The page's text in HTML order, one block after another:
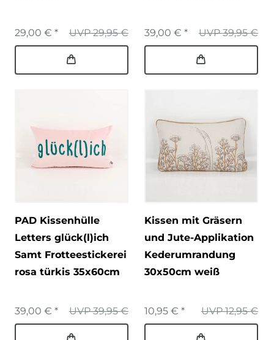
UVP 29,95 €
29,00 € * UVP 39,95 €
39,00 € *
PAD Kissenhülle
Letters glück(l)ich
Samt Frotteestickerei
rosa türkis 35x60cm
UVP 39,95 €
39,00 € *
Kissen mit Gräsern
und Jute-Applikation
Kederumrandung
30x50cm weiß
UVP 12,95 €
10,95 € *